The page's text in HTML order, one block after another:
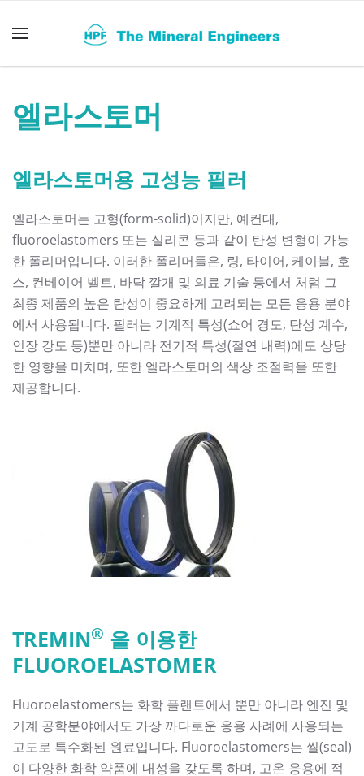
Skip to main content
엘라스토머
엘라스토머용 고성능 필러
엘라스토머는 고형(form-solid)이지만, 예컨대,
fluoroelastomers 또는 실리콘 등과 같이 탄성 변형이 가능
한 폴리머입니다. 이러한 폴리머들은, 링, 타이어, 케이블, 호
스, 컨베이어 벨트, 바닥 깔개 및 의료 기술 등에서 처럼 그
최종 제품의 높은 탄성이 중요하게 고려되는 모든 응용 분야
에서 사용됩니다. 필러는 기계적 특성(쇼어 경도, 탄성 계수,
인장 강도 등)뿐만 아니라 전기적 특성(절연 내력)에도 상당
한 영향을 미치며, 또한 엘라스토머의 색상 조절력을 또한
제공합니다.
TREMIN® 을 이용한
FLUOROELASTOMER
Fluoroelastomers는 화학 플랜트에서 뿐만 아니라 엔진 및
기계 공학분야에서도 가장 까다로운 응용 사례에 사용되는
고도로 특수화된 원료입니다. Fluoroelastomers는 씰(seal)
이 다양한 화학 약품에 내성을 갖도록 하며, 고온 응용에 적